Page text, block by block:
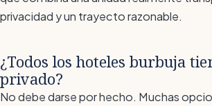
privacidad y un trayecto razonable.
¿Todos los hoteles burbuja
privado?
No debe darse por hecho. Muchas